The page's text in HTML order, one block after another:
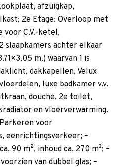
afzuigkap,
2e Etage: Overloop met
voor C.V.-ketel,
slaapkamers achter elkaar
m.) waarvan 1 is
dakkapellen, Velux
luxe badkamer v.v.
douche, 2e toilet,
en vloerverwarming.
voor
eenrichtingsverkeer; –
90 m², inhoud ca. 270 m³; –
van dubbel glas; –